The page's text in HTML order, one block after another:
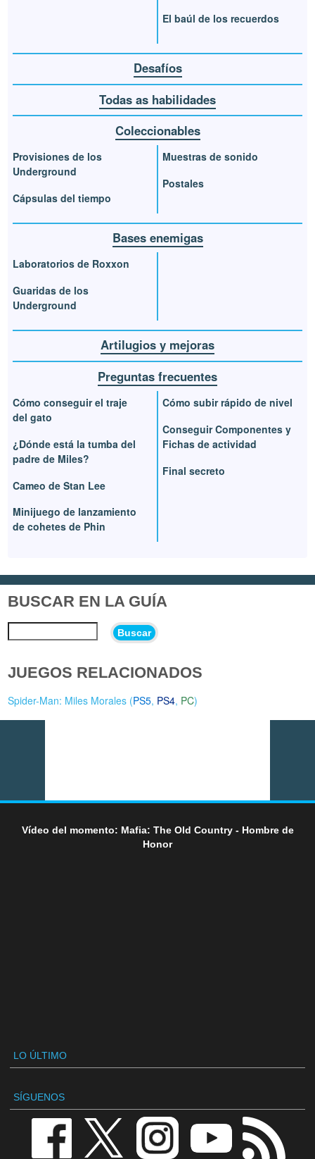
El baúl de los recuerdos
Desafíos
Todas as habilidades
Coleccionables
Provisiones de los
Underground
Cápsulas del tiempo
Muestras de sonido
Postales
Bases enemigas
Laboratorios de Roxxon
Guaridas de los
Underground
Artilugios y mejoras
Preguntas frecuentes
Cómo conseguir el traje
del gato
¿Dónde está la tumba del
padre de Miles?
Cameo de Stan Lee
Minijuego de lanzamiento
de cohetes de Phin
Cómo subir rápido de nivel
Conseguir Componentes y
Fichas de actividad
Final secreto
BUSCAR EN LA GUÍA
Buscar
JUEGOS RELACIONADOS
Spider-Man: Miles Morales (PS5, PS4, PC)
Vídeo del momento: Mafia: The Old Country - Hombre de
Honor
LO ÚLTIMO
SÍGUENOS